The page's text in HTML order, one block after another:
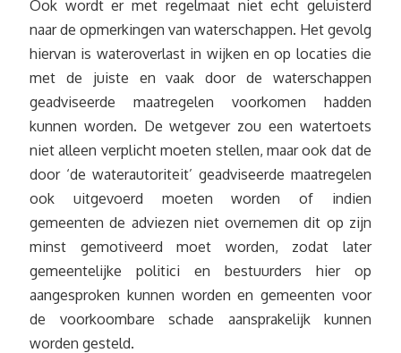
Ook wordt er met regelmaat niet echt geluisterd
naar de opmerkingen van waterschappen. Het gevolg
hiervan is wateroverlast in wijken en op locaties die
met de juiste en vaak door de waterschappen
geadviseerde maatregelen voorkomen hadden
kunnen worden. De wetgever zou een watertoets
niet alleen verplicht moeten stellen, maar ook dat de
door ‘de waterautoriteit’ geadviseerde maatregelen
ook uitgevoerd moeten worden of indien
gemeenten de adviezen niet overnemen dit op zijn
minst gemotiveerd moet worden, zodat later
gemeentelijke politici en bestuurders hier op
aangesproken kunnen worden en gemeenten voor
de voorkoombare schade aansprakelijk kunnen
worden gesteld.